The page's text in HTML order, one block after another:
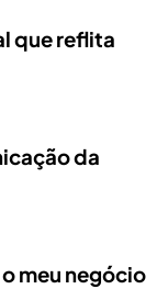
que reflita
da
meu negócio